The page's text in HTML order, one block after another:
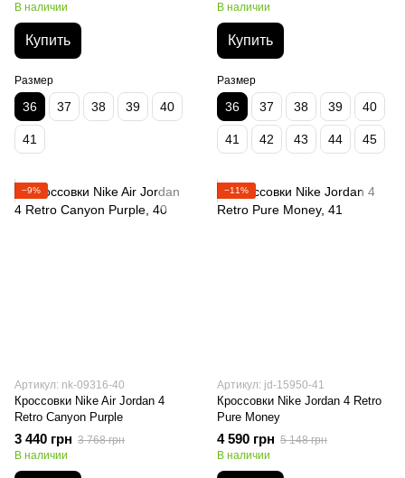
В наличии
Купить
Размер
36 37 38 39 40
41
В наличии
Купить
Размер
36 37 38 39 40
41 42 43 44 45
−9%
Артикул: nk-09316-40
Кроссовки Nike Air Jordan 4
Retro Canyon Purple
3 440 грн 3 768 грн
В наличии
−11%
Артикул: jd-15950-41
Кроссовки Nike Jordan 4 Retro
Pure Money
4 590 грн 5 148 грн
В наличии